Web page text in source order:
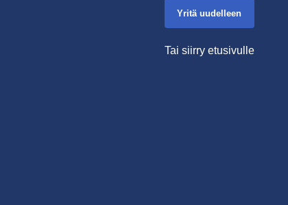
Yritä uudelleen
Tai siirry etusivulle